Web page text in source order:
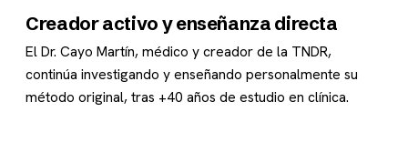
Creador activo y enseñanza directa
El Dr. Cayo Martín, médico y creador de la TNDR,
continúa investigando y enseñando personalmente su
método original, tras +40 años de estudio en clínica.